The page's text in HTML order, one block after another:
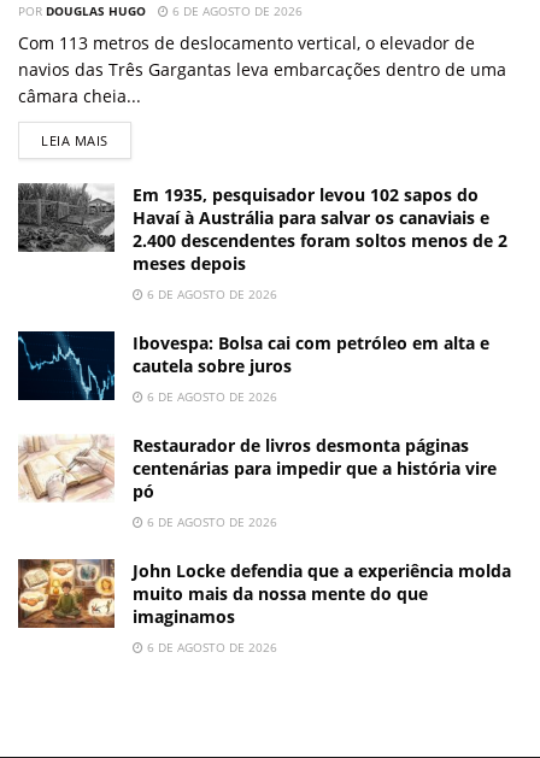
POR DOUGLAS HUGO 6 DE AGOSTO DE 2026
Com 113 metros de deslocamento vertical, o elevador de
navios das Três Gargantas leva embarcações dentro de uma
câmara cheia...
LEIA MAIS
Em 1935, pesquisador levou 102 sapos do
Havaí à Austrália para salvar os canaviais e
2.400 descendentes foram soltos menos de 2
meses depois
6 DE AGOSTO DE 2026
Ibovespa: Bolsa cai com petróleo em alta e
cautela sobre juros
6 DE AGOSTO DE 2026
Restaurador de livros desmonta páginas
centenárias para impedir que a história vire
pó
6 DE AGOSTO DE 2026
John Locke defendia que a experiência molda
muito mais da nossa mente do que
imaginamos
6 DE AGOSTO DE 2026